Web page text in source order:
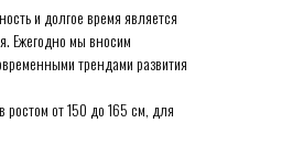
и долгое время является
Ежегодно мы вносим
трендами развития
от 150 до 165 см, для